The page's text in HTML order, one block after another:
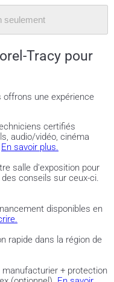
seulement
Tracy pour
offrons une expérience
certifiés
audio/vidéo, cinéma
En savoir plus.
salle d'exposition pour
conseils sur ceux-ci.
disponibles en
rapide dans la région de
manufacturier + protection